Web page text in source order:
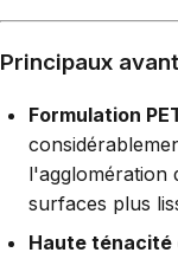
Principaux
Formulation
l'agglomération
surfaces plus
Haute